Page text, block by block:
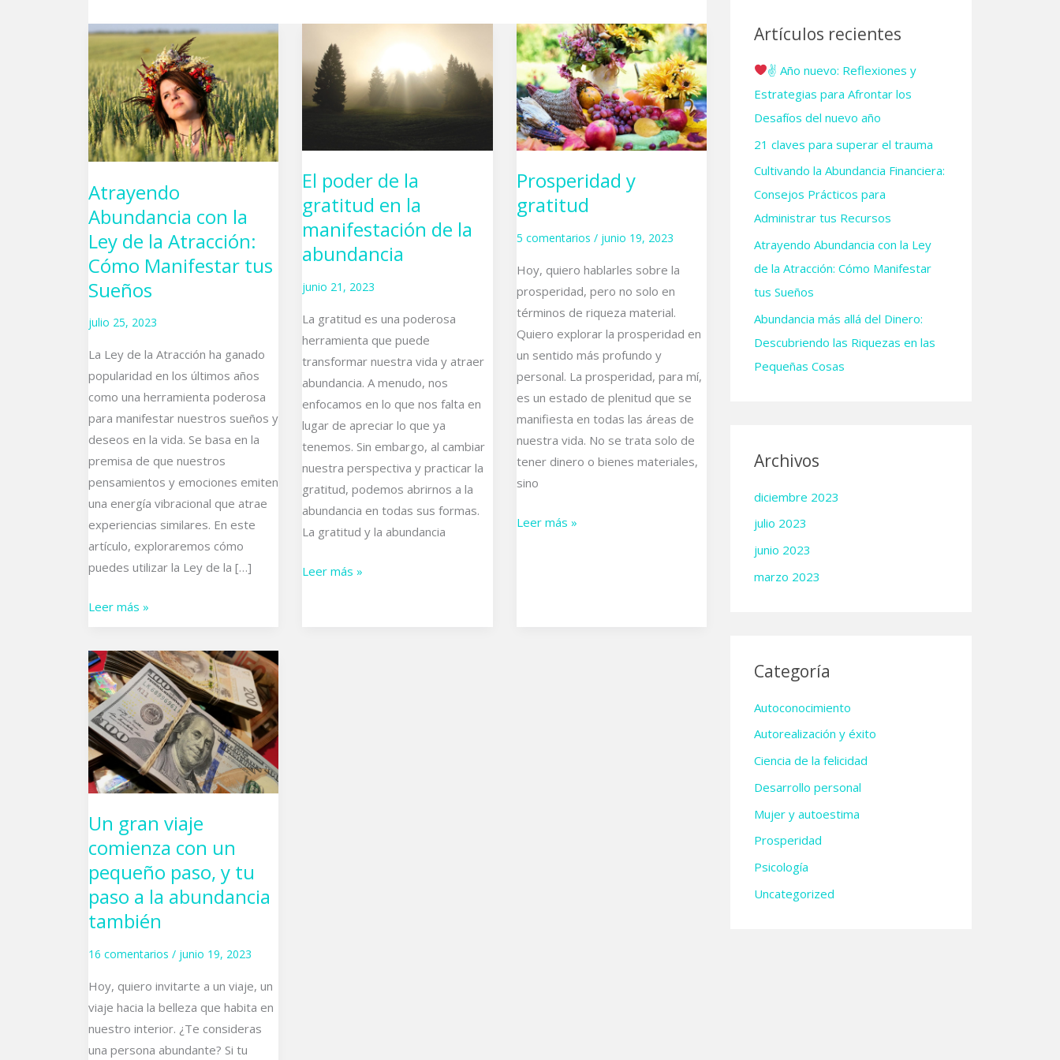
Atrayendo
Abundancia con la
Ley de la Atracción:
Cómo Manifestar tus
Sueños
julio 25, 2023
La Ley de la Atracción ha ganado
popularidad en los últimos años
como una herramienta poderosa
para manifestar nuestros sueños y
deseos en la vida. Se basa en la
premisa de que nuestros
pensamientos y emociones emiten
una energía vibracional que atrae
experiencias similares. En este
artículo, exploraremos cómo
puedes utilizar la Ley de la […]
Atrayendo
Abundancia
con
la
Ley
de
la
Atracción:
Cómo
Manifestar
tus
Sueños
Leer más »
El poder de la
gratitud en la
manifestación de la
abundancia
junio 21, 2023
La gratitud es una poderosa
herramienta que puede
transformar nuestra vida y atraer
abundancia. A menudo, nos
enfocamos en lo que nos falta en
lugar de apreciar lo que ya
tenemos. Sin embargo, al cambiar
nuestra perspectiva y practicar la
gratitud, podemos abrirnos a la
abundancia en todas sus formas.
La gratitud y la abundancia
poder
de
manifestación
de
la
abundancia
Leer más »
Prosperidad y
gratitud
5 comentarios / junio 19, 2023
Hoy, quiero hablarles sobre la
prosperidad, pero no solo en
términos de riqueza material.
Quiero explorar la prosperidad en
un sentido más profundo y
personal. La prosperidad, para mí,
es un estado de plenitud que se
manifiesta en todas las áreas de
nuestra vida. No se trata solo de
tener dinero o bienes materiales,
sino
Prosperidad
y
gratitud
Leer más »
Un gran viaje
comienza con un
pequeño paso, y tu
paso a la abundancia
también
16 comentarios / junio 19, 2023
Hoy, quiero invitarte a un viaje, un
viaje hacia la belleza que habita en
nuestro interior. ¿Te consideras
una persona abundante? Si tu
Un
gran
viaje
comienza
con
un
pequeño
y
tu
paso
a
la
también
a
p
o
r
:
Artículos recientes
✌ Año nuevo: Reflexiones y
Estrategias para Afrontar los
Desafíos del nuevo año
21 claves para superar el trauma
Cultivando la Abundancia Financiera:
Consejos Prácticos para
Administrar tus Recursos
Atrayendo Abundancia con la Ley
de la Atracción: Cómo Manifestar
tus Sueños
Abundancia más allá del Dinero:
Descubriendo las Riquezas en las
Pequeñas Cosas
Archivos
diciembre 2023
julio 2023
junio 2023
marzo 2023
Categoría
Autoconocimiento
Autorealización y éxito
Ciencia de la felicidad
Desarrollo personal
Mujer y autoestima
Prosperidad
Psicología
Uncategorized